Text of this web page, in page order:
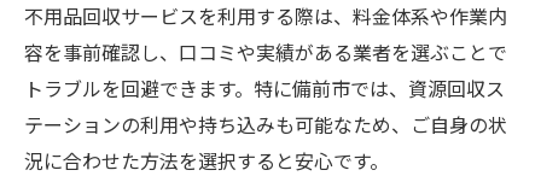
不用品回収サービスを利用する際は、料金体系や作業内
容を事前確認し、口コミや実績がある業者を選ぶことで
トラブルを回避できます。特に備前市では、資源回収ス
テーションの利用や持ち込みも可能なため、ご自身の状
況に合わせた方法を選択すると安心です。